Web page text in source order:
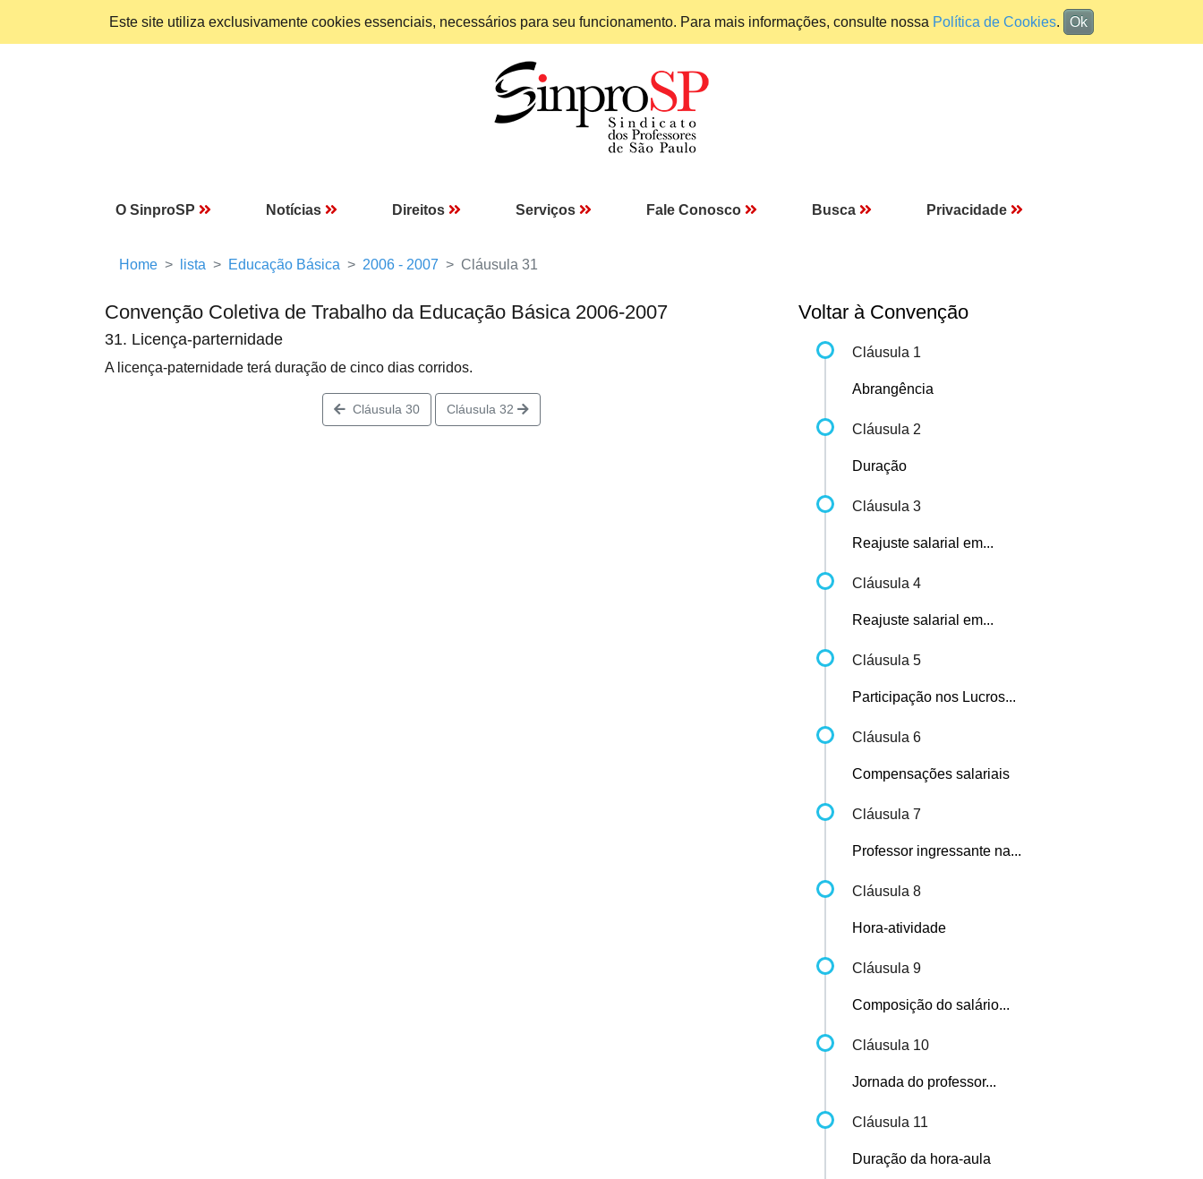
Este site utiliza exclusivamente cookies essenciais, necessários para seu funcionamento. Para mais informações, consulte nossa Política de Cookies. Ok
O SinproSP Notícias Direitos Serviços Fale Conosco Busca Privacidade
Home lista Educação Básica 2006 - 2007 Cláusula 31
Convenção Coletiva de Trabalho da Educação Básica 2006-2007
31. Licença-parternidade
A licença-paternidade terá duração de cinco dias corridos.
Cláusula 30 Cláusula 32
Voltar à Convenção
Cláusula 1
Abrangência
Cláusula 2
Duração
Cláusula 3
Reajuste salarial em...
Cláusula 4
Reajuste salarial em...
Cláusula 5
Participação nos Lucros...
Cláusula 6
Compensações salariais
Cláusula 7
Professor ingressante na...
Cláusula 8
Hora-atividade
Cláusula 9
Composição do salário...
Cláusula 10
Jornada do professor...
Cláusula 11
Duração da hora-aula